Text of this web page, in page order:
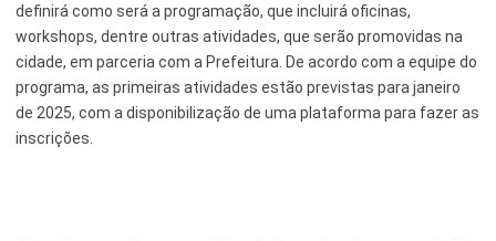
Planejamento Urbano e Gestão Estratégica
Saúde
Segurança Pública
definirá como será a programação, que incluirá oficinas,
workshops, dentre outras atividades, que serão promovidas na
cidade, em parceria com a Prefeitura. De acordo com a equipe do
programa, as primeiras atividades estão previstas para janeiro
de 2025, com a disponibilização de uma plataforma para fazer as
inscrições.